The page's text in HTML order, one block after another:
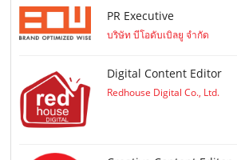
PR Executive
บริษัท บีโอดับเบิลยู จำกัด
Digital Content Editor
Redhouse Digital Co., Ltd.